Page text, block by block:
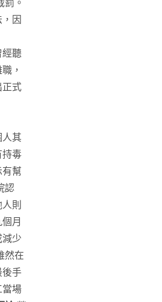
罰。
因
經聽
，
正式
人其
持毒
有幫
認
則
月
少
然在
後手
當場